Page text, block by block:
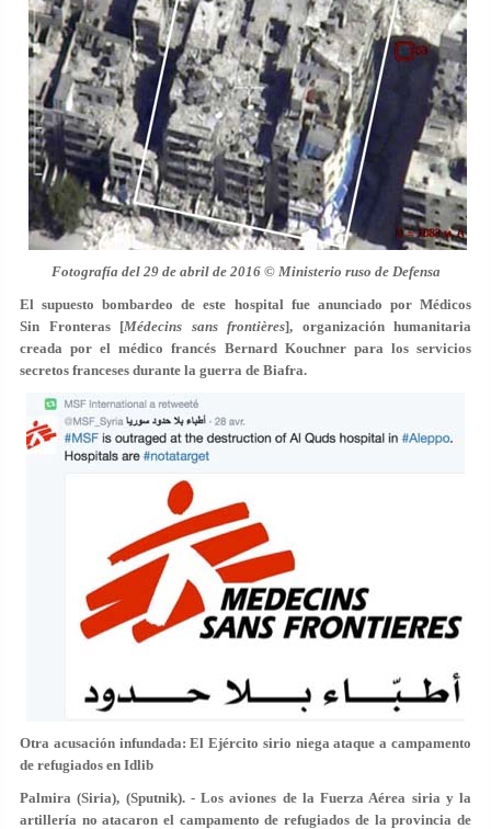
Fotografía del 29 de abril de 2016 © Ministerio ruso de Defensa
El supuesto bombardeo de este hospital fue anunciado por Médicos
Sin Fronteras [Médecins sans frontières], organización humanitaria
creada por el médico francés Bernard Kouchner para los servicios
secretos franceses durante la guerra de Biafra.
Otra acusación infundada: El Ejército sirio niega ataque a campamento
de refugiados en Idlib
Palmira (Siria), (Sputnik). - Los aviones de la Fuerza Aérea siria y la
artillería no atacaron el campamento de refugiados de la provincia de